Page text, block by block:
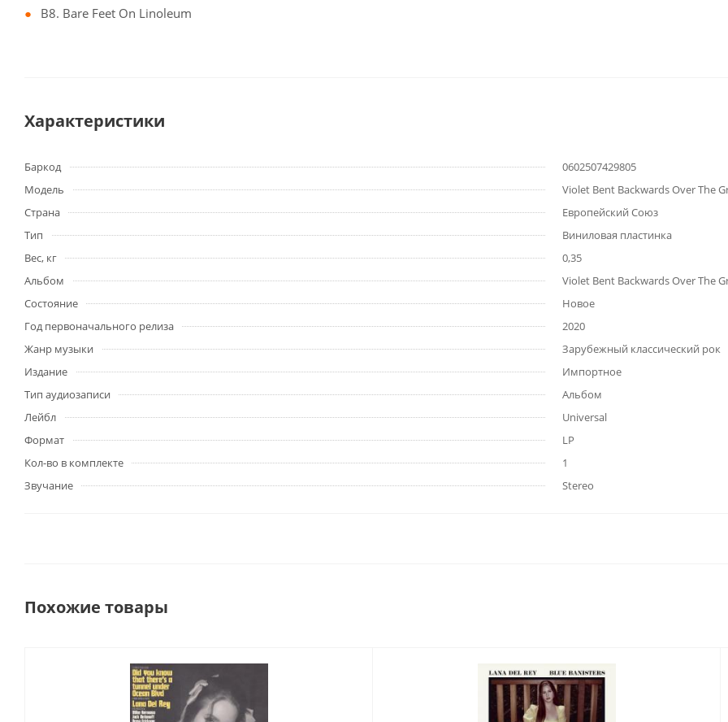
B8. Bare Feet On Linoleum
Характеристики
Баркод
0602507429805
Модель
Violet Bent Backwards Over The
Страна
Европейский Союз
Тип
Виниловая пластинка
Вес, кг
0,35
Альбом
Violet Bent Backwards Over The
Состояние
Новое
Год первоначального релиза
2020
Жанр музыки
Зарубежный классический рок
Издание
Импортное
Тип аудиозаписи
Альбом
Лейбл
Universal
Формат
LP
Кол-во в комплекте
1
Звучание
Stereo
Похожие товары